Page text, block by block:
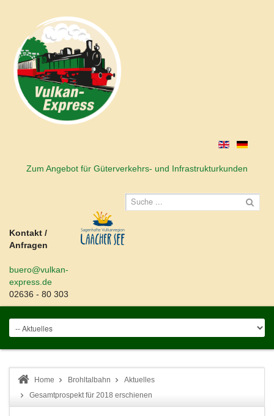
Zum Angebot für Güterverkehrs- und Infrastrukturkunden
Kontakt /
Anfragen
buero@vulkan-
express.de
02636 - 80 303
Home Brohltalbahn
Aktuelles
Gesamtprospekt für 2018 erschienen